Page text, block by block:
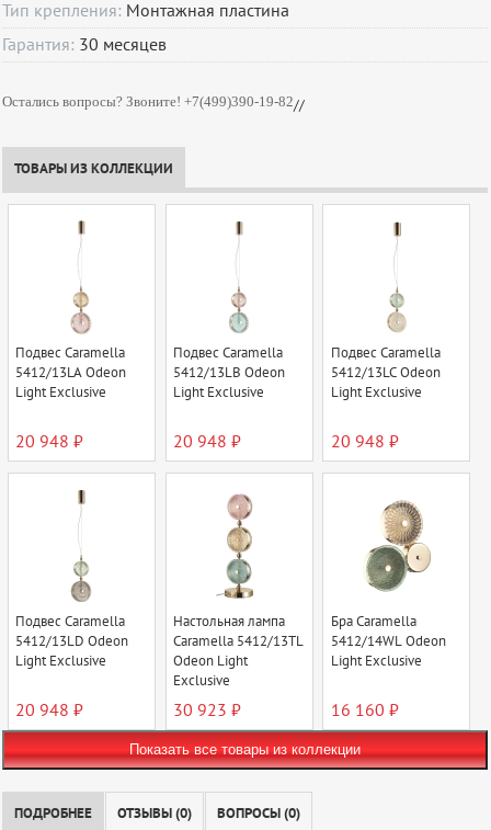
Тип крепления: Монтажная пластина
Гарантия: 30 месяцев
Остались вопросы? Звоните! +7(499)390-19-82//
ТОВАРЫ ИЗ КОЛЛЕКЦИИ
Подвес Caramella
5412/13LA Odeon
Light Exclusive
20 948 ₽
Подвес Caramella
5412/13LB Odeon
Light Exclusive
20 948 ₽
Подвес Caramella
5412/13LC Odeon
Light Exclusive
20 948 ₽
Подвес Caramella
5412/13LD Odeon
Light Exclusive
20 948 ₽
Настольная лампа
Caramella 5412/13TL
Odeon Light
Exclusive
30 923 ₽
Бра Caramella
5412/14WL Odeon
Light Exclusive
16 160 ₽
Показать все товары из коллекции
ПОДРОБНЕЕ ОТЗЫВЫ (0) ВОПРОСЫ (0)